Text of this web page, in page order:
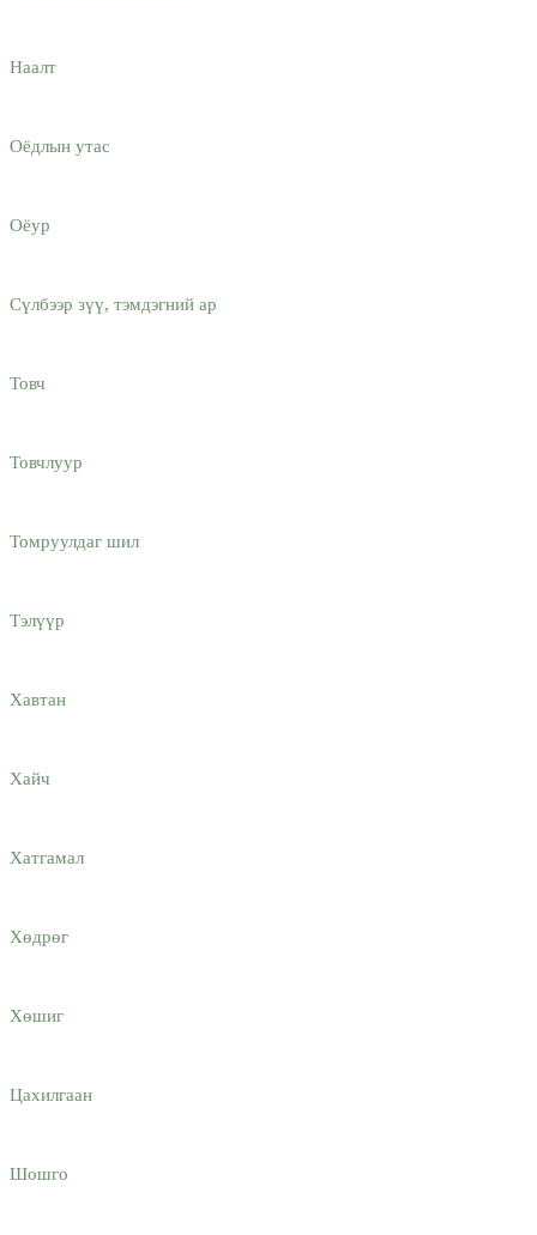
Наалт
Оёдлын утас
Оёур
Сүлбээр зүү, тэмдэгний ар
Товч
Товчлуур
Томруулдаг шил
Тэлүүр
Хавтан
Хайч
Хатгамaл
Хөдрөг
Хөшиг
Цахилгаан
Шошго